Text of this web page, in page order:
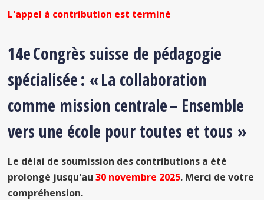
L'appel à contribution est terminé
14e Congrès suisse de pédagogie
spécialisée : « La collaboration
comme mission centrale – Ensemble
vers une école pour toutes et tous »
Le délai de soumission des contributions a été
prolongé jusqu'au30 novembre 2025. Merci de votre
compréhension.